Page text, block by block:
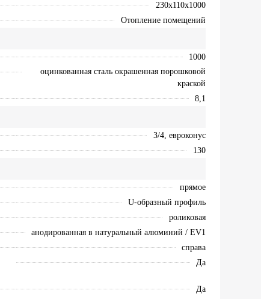
230х110х1000
Отопление помещений
1000
оцинкованная сталь окрашенная порошковой
краской
8,1
3/4, евроконус
130
прямое
U-образный профиль
роликовая
анодированная в натуральный алюминий / EV1
справа
Да
Да